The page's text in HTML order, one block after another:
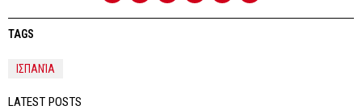
TAGS
ΙΣΠΑΝΊΑ
LATEST POSTS